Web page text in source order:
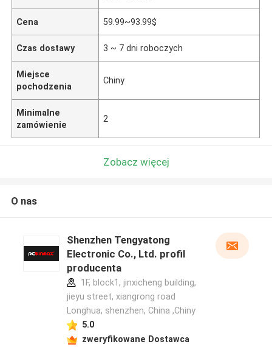
Cena 59.99~93.99$
Czas dostawy 3 ~ 7 dni roboczych
Miejsce
pochodzenia
Chiny
Minimalne
zamówienie
2
Zobacz więcej
O nas
Shenzhen Tengyatong
Electronic Co., Ltd. profil
producenta
1F, block1, jinxicheng building,
jieyu street, xiangrong road
Longhua, shenzhen, China ,Chiny
5.0
zweryfikowane Dostawca